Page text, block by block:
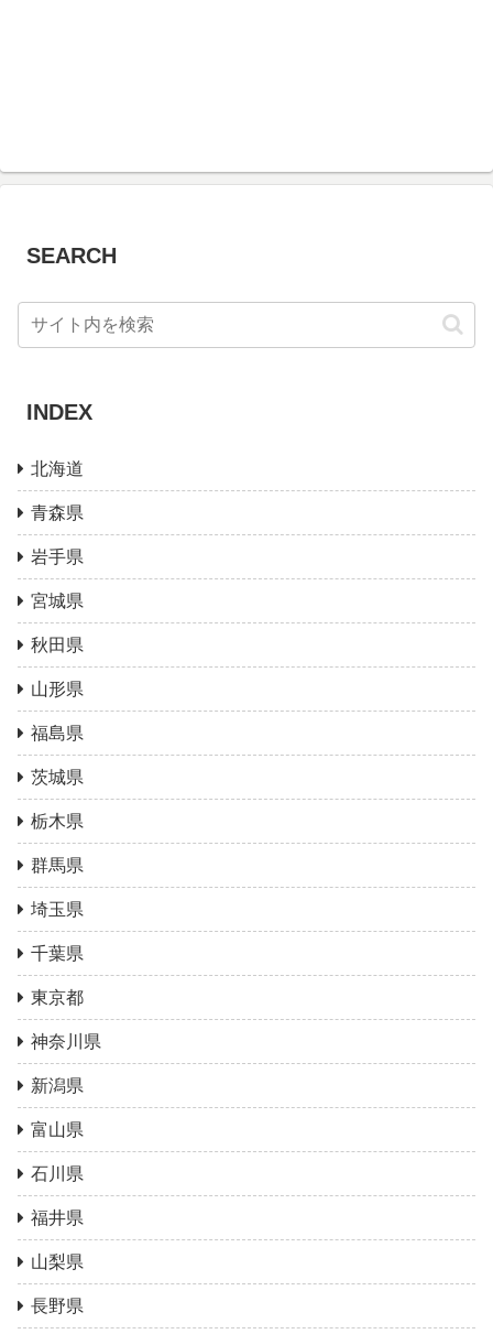
SEARCH
INDEX
北海道
青森県
岩手県
宮城県
秋田県
山形県
福島県
茨城県
栃木県
群馬県
埼玉県
千葉県
東京都
神奈川県
新潟県
富山県
石川県
福井県
山梨県
長野県